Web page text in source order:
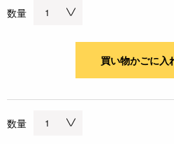
数量
買い物かごに入
数量